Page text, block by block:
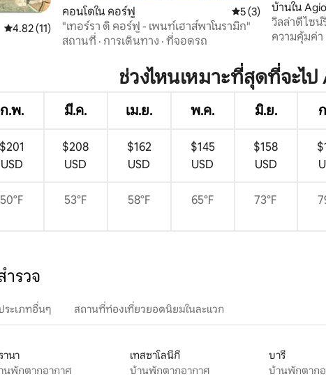
คะแนนเฉลี่ย 4.82 จาก 5, 11 รีวิว
4.82 (11)
คอนโดใน คอร์ฟู คะแนนเฉลี่ย 5 จาก
5 (3)
"เทอร์รา ดิ คอร์ฟู - เพนท์เฮาส์พาโนรามิก"
สถานที่ · การเดินทาง · ที่จอดรถ
บ้านใน
วิลล่าดีไซน์
ยังชายหาด
ความคุ้มค่า
ช่วงไหนเหมาะที่สุดที่จะไป
ก.พ. มี.ค. เม.ย. พ.ค. มิ.ย.
$201
USD
$208
USD
$162
USD
$145
USD
$158
USD
50°F 53°F 58°F 65°F 73°F
รวจ
ะเภทอื่นๆ สถานที่ท่องเที่ยวยอดนิยมในละแวก
านา
นพักตากอากาศ
เทสซาโลนีกี
บ้านพักตากอากาศ
บารี
บ้านพักตาก